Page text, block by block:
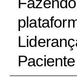
Paciente